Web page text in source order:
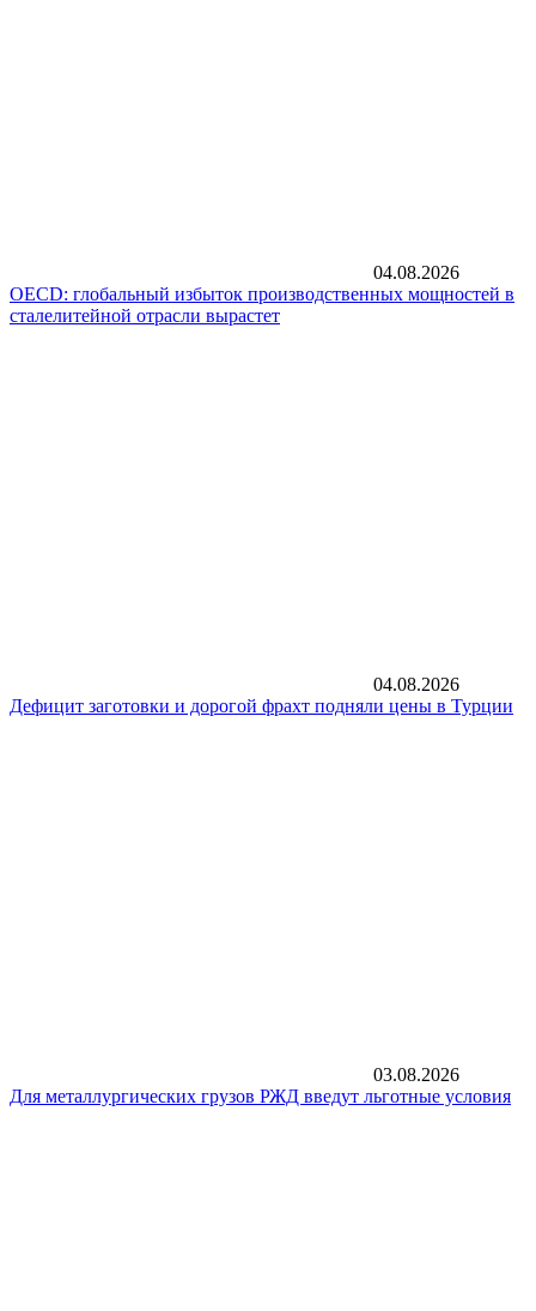
04.08.2026
OECD: глобальный избыток производственных мощностей в
сталелитейной отрасли вырастет
04.08.2026
Дефицит заготовки и дорогой фрахт подняли цены в Турции
03.08.2026
Для металлургических грузов РЖД введут льготные условия